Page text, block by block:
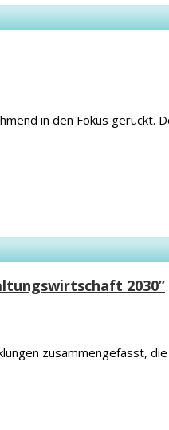
in den Fokus gerückt.
2030”
zusammengefasst,